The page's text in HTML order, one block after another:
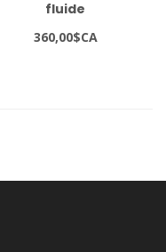
fluide
360,00$CA